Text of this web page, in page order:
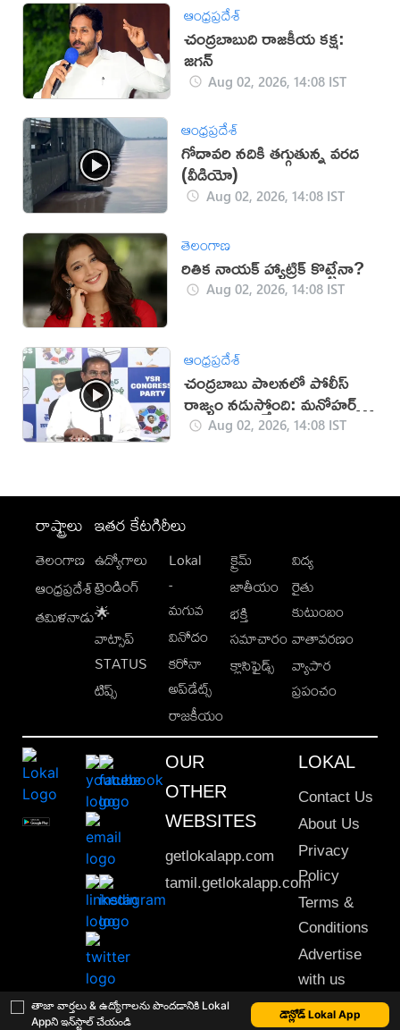
తాజా వార్తలు & ఉద్యోగాలను పొందడానికి Lokal
Appని ఇన్‌స్టాల్ చేయండి
డౌన్లోడ్ Lokal App
ఆంధ్రప్రదేశ్
చంద్రబాబుది రాజకీయ కక్ష:
జగన్
Aug 02, 2026, 14:08 IST
ఆంధ్రప్రదేశ్
గోదావరి నదికి తగ్గుతున్న వరద
(వీడియో)
Aug 02, 2026, 14:08 IST
తెలంగాణ
రితిక నాయక్ హ్యాట్రిక్ కొట్టేనా?
Aug 02, 2026, 14:08 IST
ఆంధ్రప్రదేశ్
చంద్రబాబు పాలనలో పోలీస్
రాజ్యం నడుస్తోంది: మనోహర్
రెడ్డి Aug 02, 2026, 14:08 IST
రాష్ట్రాలు
తెలంగాణ
ఆంధ్రప్రదేశ్
తమిళనాడు
ఇతర కేటగిరీలు
ఉద్యోగాలు
ట్రెండింగ్
🌟
వాట్సాప్
STATUS
టిప్స్
Lokal
-
మగువ
వినోదం
కరోనా
అప్‌డేట్స్
రాజకీయం
క్రైమ్
జాతీయం
భక్తి
సమాచారం
క్లాసిఫైడ్స్
విద్య
రైతు
కుటుంబం
వాతావరణం
వ్యాపార
ప్రపంచం
OUR
OTHER
WEBSITES
getlokalapp.com
tamil.getlokalapp.com
LOKAL
Contact Us
About Us
Privacy
Policy
Terms &
Conditions
Advertise
with us
Sitemap
This material may not be published, transmitted, rewritten or redistributed. © 2020 Lokal App. All rights reserved.